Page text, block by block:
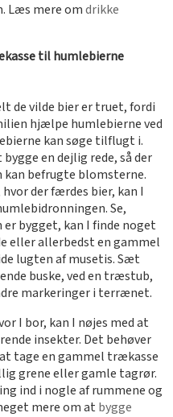
Læs mere omdrikke
til humlebierne
de vilde bier er truet, fordi
hjælpe humlebierne ved
kan søge tilflugt i.
en dejlig rede, så der
kan befrugte blomsterne.
der færdes bier, kan I
Se,
er bygget, kan I finde noget
eller allerbedst en gammel
lugten af musetis. Sæt
buske, ved en træstub,
markeringer i terrænet.
I bor, kan I nøjes med at
insekter. Det behøver
tage en gammel trækasse
grene eller gamle tagrør.
ind i nogle af rummene og
mere om atbygge